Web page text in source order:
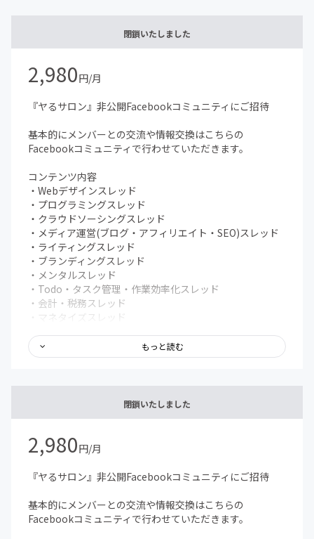
・オンライン朝活スレッド
・Todo・作業報告スレッド
その他にもオフラインでの勉強会やイベント、ゲストを招
いての対談なども予定してます。
参加者の方も受け身にならず、一緒にコンテンツを作り上
げれれば、と思います！
閉鎖いたしました
2,980円/月
『ヤるサロン』非公開Facebookコミュニティにご招待
基本的にメンバーとの交流や情報交換はこちらの
Facebookコミュニティで行わせていただきます。
コンテンツ内容
・Webデザインスレッド
・プログラミングスレッド
・クラウドソーシングスレッド
・メディア運営(ブログ・アフィリエイト・SEO)スレッド
・ライティングスレッド
・ブランディングスレッド
・メンタルスレッド
・Todo・タスク管理・作業効率化スレッド
・会計・税務スレッド
・マネタイズスレッド
・各講師に質問スレッド
・息抜きスレッド
・オンライン朝活スレッド
・Todo・作業報告スレッド
その他にもオフラインでの勉強会やイベント、ゲストを招
いての対談なども予定してます。
参加者の方も受け身にならず、一緒にコンテンツを作り上
げれれば、と思います
もっと読む
閉鎖いたしました
2,980円/月
『ヤるサロン』非公開Facebookコミュニティにご招待
基本的にメンバーとの交流や情報交換はこちらの
Facebookコミュニティで行わせていただきます。